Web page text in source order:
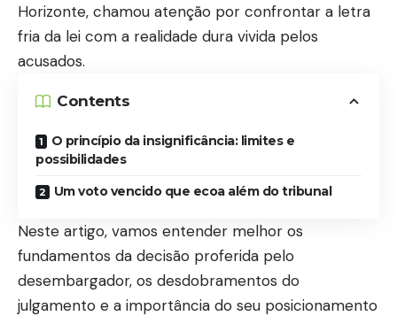
Horizonte, chamou atenção por confrontar a letra
fria da lei com a realidade dura vivida pelos
acusados.
Contents
O princípio da insignificância: limites e
possibilidades
Um voto vencido que ecoa além do tribunal
Neste artigo, vamos entender melhor os
fundamentos da decisão proferida pelo
desembargador, os desdobramentos do
julgamento e a importância do seu posicionamento